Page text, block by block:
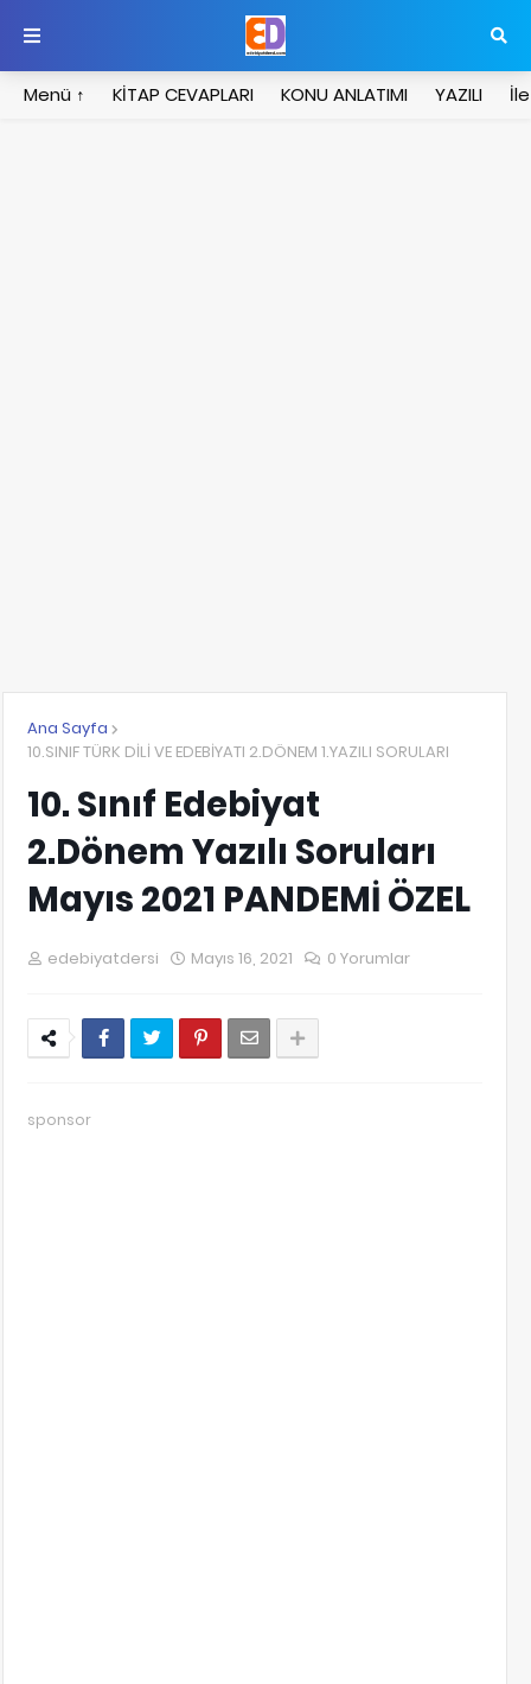
Menü ↑ KİTAP CEVAPLARI KONU ANLATIMI YAZILI
Ana Sayfa
10.SINIF TÜRK DİLİ VE EDEBİYATI 2.DÖNEM 1.YAZILI SORULARI
10. Sınıf Edebiyat
2.Dönem Yazılı Soruları
Mayıs 2021 PANDEMİ ÖZEL
edebiyatdersi Mayıs 16, 2021 0 Yorumlar
sponsor